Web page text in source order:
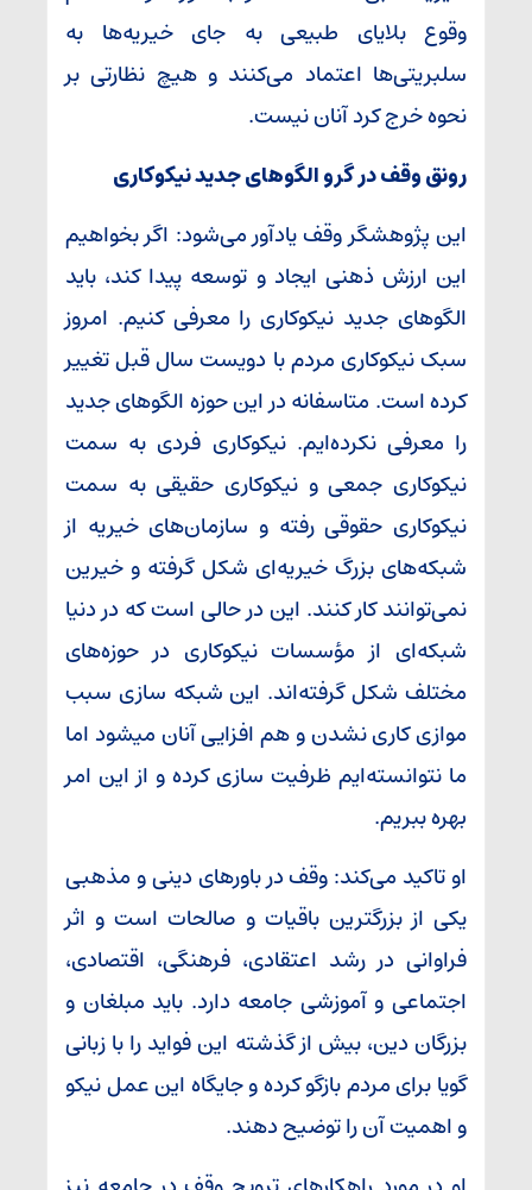
وقوع بلایای طبیعی به جای خیریه‌ها به
سلبریتی‌ها اعتماد می‌کنند و هیچ نظارتی بر
نحوه خرج کرد آنان نیست.
رونق وقف در گرو الگوهای جدید نیکوکاری
این پژوهشگر وقف یادآور می‌شود: اگر بخواهیم
این ارزش ذهنی ایجاد و توسعه پیدا کند، باید
الگوهای جدید نیکوکاری را معرفی کنیم. امروز
سبک نیکوکاری مردم با دویست سال قبل تغییر
کرده است. متاسفانه در این حوزه الگوهای جدید
را معرفی نکرده‌ایم. نیکوکاری فردی به سمت
نیکوکاری جمعی و نیکوکاری حقیقی به سمت
نیکوکاری حقوقی رفته و سازمان‌های خیریه از
شبکه‌های بزرگ خیریه‌ای شکل گرفته و خیرین
نمی‌توانند کار کنند. این در حالی است که در دنیا
شبکه‌ای از مؤسسات نیکوکاری در حوزه‌های
مختلف شکل گرفته‌اند. این شبکه سازی سبب
موازی کاری نشدن و هم افزایی آنان میشود اما
ما نتوانسته‌ایم ظرفیت سازی کرده و از این امر
بهره ببریم.
او تاکید می‌کند: وقف در باورهای دینی و مذهبی
یکی از بزرگترین باقیات و صالحات است و اثر
فراوانی در رشد اعتقادی، فرهنگی، اقتصادی،
اجتماعی و آموزشی جامعه دارد. باید مبلغان و
بزرگان دین، بیش از گذشته این فواید را با زبانی
گویا برای مردم بازگو کرده و جایگاه این عمل نیکو
و اهمیت آن را توضیح دهند.